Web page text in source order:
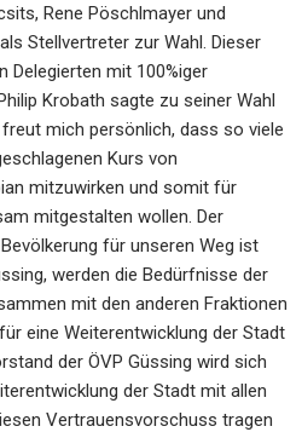
Rene Pöschlmayer und
Stellvertreter zur Wahl. Dieser
Delegierten mit 100%iger
Krobath sagte zu seiner Wahl
mich persönlich, dass so viele
Kurs von
mitzuwirken und somit für
mitgestalten wollen. Der
für unseren Weg ist
werden die Bedürfnisse der
mit den anderen Fraktionen
eine Weiterentwicklung der Stadt
der ÖVP Güssing wird sich
der Stadt mit allen
Vertrauensvorschuss tragen